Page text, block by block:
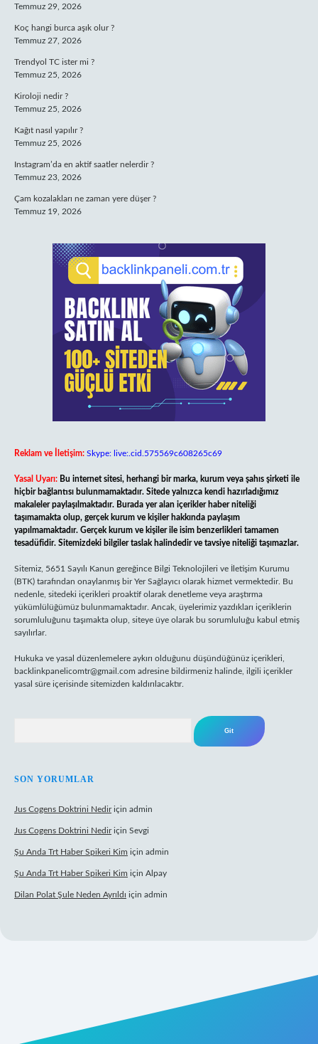
Temmuz 29, 2026
Koç hangi burca aşık olur ?
Temmuz 27, 2026
Trendyol TC ister mi ?
Temmuz 25, 2026
Kiroloji nedir ?
Temmuz 25, 2026
Kağıt nasıl yapılır ?
Temmuz 25, 2026
Instagram’da en aktif saatler nelerdir ?
Temmuz 23, 2026
Çam kozalakları ne zaman yere düşer ?
Temmuz 19, 2026
Reklam ve İletişim: Skype: live:.cid.575569c608265c69
Yasal Uyarı: Bu internet sitesi, herhangi bir marka, kurum veya şahıs şirketi ile
hiçbir bağlantısı bulunmamaktadır. Sitede yalnızca kendi hazırladığımız
makaleler paylaşılmaktadır. Burada yer alan içerikler haber niteliği
taşımamakta olup, gerçek kurum ve kişiler hakkında paylaşım
yapılmamaktadır. Gerçek kurum ve kişiler ile isim benzerlikleri tamamen
tesadüfidir. Sitemizdeki bilgiler taslak halindedir ve tavsiye niteliği taşımazlar.
Sitemiz, 5651 Sayılı Kanun gereğince Bilgi Teknolojileri ve İletişim Kurumu
(BTK) tarafından onaylanmış bir Yer Sağlayıcı olarak hizmet vermektedir. Bu
nedenle, sitedeki içerikleri proaktif olarak denetleme veya araştırma
yükümlülüğümüz bulunmamaktadır. Ancak, üyelerimiz yazdıkları içeriklerin
sorumluluğunu taşımakta olup, siteye üye olarak bu sorumluluğu kabul etmiş
sayılırlar.
Hukuka ve yasal düzenlemelere aykırı olduğunu düşündüğünüz içerikleri,
backlinkpanelicomtr@gmail.com adresine bildirmeniz halinde, ilgili içerikler
yasal süre içerisinde sitemizden kaldırılacaktır.
SON YORUMLAR
Jus Cogens Doktrini Nediriçin admin
Jus Cogens Doktrini Nediriçin Sevgi
Şu Anda Trt Haber Spikeri Kim için admin
Şu Anda Trt Haber Spikeri Kim için Alpay
Dilan Polat Şule Neden Ayrıldı için admin